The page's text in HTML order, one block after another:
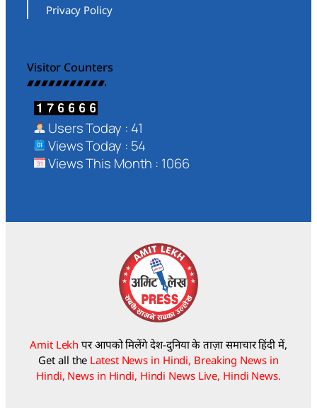
Privacy Policy
Visitor Counters
Users Today : 41
Views Today : 54
Views This Month : 1066
Amit Lekh पर आपको मिलेंगे देश-दुनिया के ताज़ा समाचार हिंदी में,
Get all the Latest News in Hindi, Breaking News in
Hindi, News in Hindi, Hindi News Live, Hindi News.